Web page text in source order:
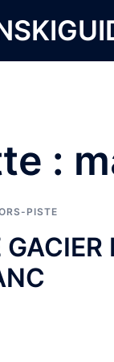
:
PISTE